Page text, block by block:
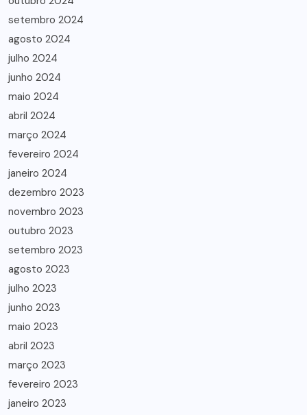
setembro 2024
agosto 2024
julho 2024
junho 2024
maio 2024
abril 2024
março 2024
fevereiro 2024
janeiro 2024
dezembro 2023
novembro 2023
outubro 2023
setembro 2023
agosto 2023
julho 2023
junho 2023
maio 2023
abril 2023
março 2023
fevereiro 2023
janeiro 2023